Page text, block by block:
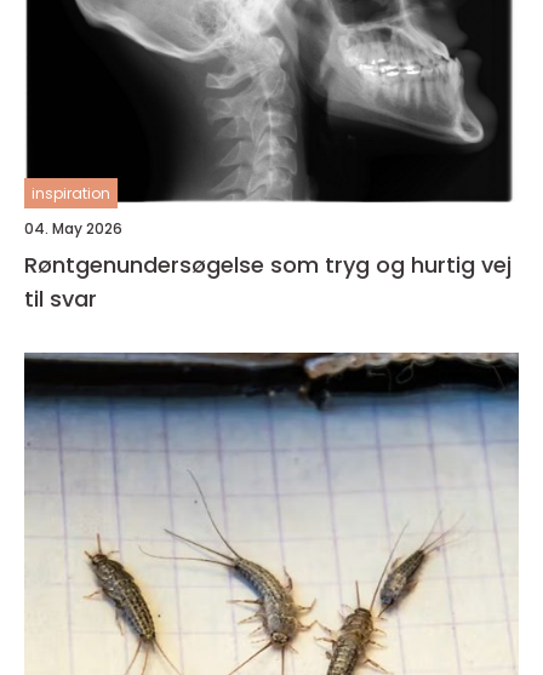
inspiration
04. May 2026
Røntgenundersøgelse som tryg og hurtig vej
til svar